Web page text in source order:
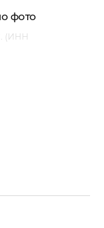
фото
(ИНН